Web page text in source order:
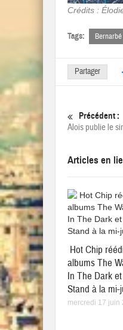
Crédits :
Tags:
Partager
Précédent :
Alois publie le
Articles en
Hot Chip
albums The
In The Dark
Stand à la mi-
mercredi 17 juin